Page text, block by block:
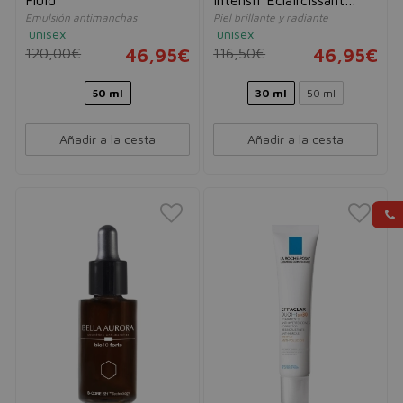
Emulsión antimanchas
unisex
120,00€ 46,95€
50 ml
Añadir a la cesta
Anti-Taches
Piel brillante y radiante
unisex
116,50€ 46,95€
30 ml 50 ml
Añadir a la cesta